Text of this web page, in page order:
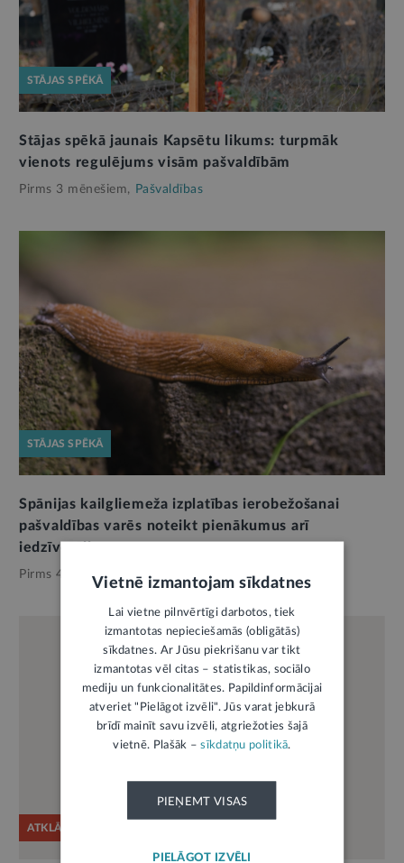
STĀJAS SPĒKĀ
Stājas spēkā jaunais Kapsētu likums: turpmāk
vienots regulējums visām pašvaldībām
Pirms 3 mēnešiem, Pašvaldības
STĀJAS SPĒKĀ
Spānijas kailgliemeža izplatības ierobežošanai
pašvaldības varēs noteikt pienākumus arī
iedzīvotājiem
Pirms 4 mēnešiem, Pašvaldības
ATKLĀTĀ VĒSTULE
Vietnē izmantojam sīkdatnes
Lai vietne pilnvērtīgi darbotos, tiek
izmantotas nepieciešamās (obligātās)
sīkdatnes. Ar Jūsu piekrišanu var tikt
izmantotas vēl citas – statistikas, sociālo
mediju un funkcionalitātes. Papildinformācijai
atveriet "Pielāgot izvēli". Jūs varat jebkurā
brīdī mainīt savu izvēli, atgriežoties šajā
vietnē. Plašāk –sīkdatņu politikā.
PIEŅEMT VISAS
PIELĀGOT IZVĒLI